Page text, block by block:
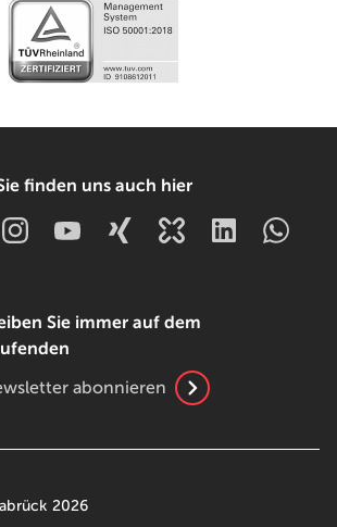
finden uns auch hier
Sie immer auf dem
abonnieren
2026